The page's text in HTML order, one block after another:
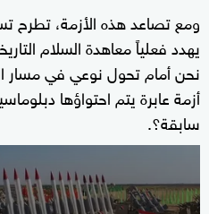
ومع تصاعد هذه الأزمة، تطرح
نحن أمام تحول نوعي في مسار
أزمة عابرة يتم احتواؤها
سابقة؟.